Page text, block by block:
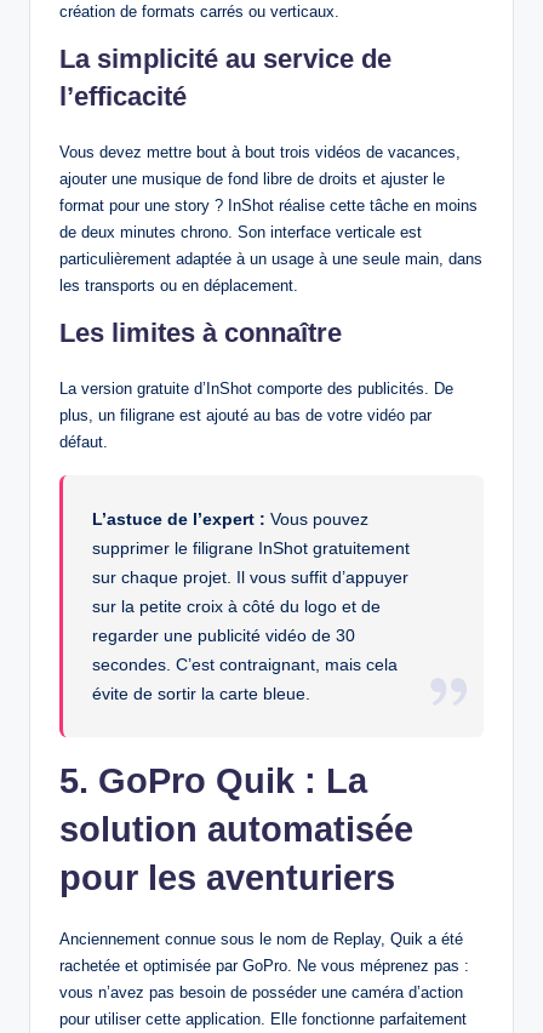
création de formats carrés ou verticaux.
La simplicité au service de
l’efficacité
Vous devez mettre bout à bout trois vidéos de vacances,
ajouter une musique de fond libre de droits et ajuster le
format pour une story ? InShot réalise cette tâche en moins
de deux minutes chrono. Son interface verticale est
particulièrement adaptée à un usage à une seule main, dans
les transports ou en déplacement.
Les limites à connaître
La version gratuite d’InShot comporte des publicités. De
plus, un filigrane est ajouté au bas de votre vidéo par
défaut.
L’astuce de l’expert : Vous pouvez
supprimer le filigrane InShot gratuitement
sur chaque projet. Il vous suffit d’appuyer
sur la petite croix à côté du logo et de
regarder une publicité vidéo de 30
secondes. C’est contraignant, mais cela
évite de sortir la carte bleue.
5. GoPro Quik : La
solution automatisée
pour les aventuriers
Anciennement connue sous le nom de Replay, Quik a été
rachetée et optimisée par GoPro. Ne vous méprenez pas :
vous n’avez pas besoin de posséder une caméra d’action
pour utiliser cette application. Elle fonctionne parfaitement